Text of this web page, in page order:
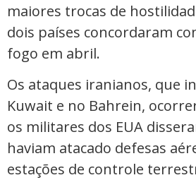
maiores trocas de
dois países concordaram
fogo em abril.
Os ataques iranianos, que
Kuwait e no Bahrein,
os militares dos EUA
haviam atacado defesas
estações de controle